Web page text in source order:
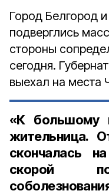
Город Белгород
подверглись
стороны
сегодня.
выехал на места
«К большому
жительница.
скончалась
скорой